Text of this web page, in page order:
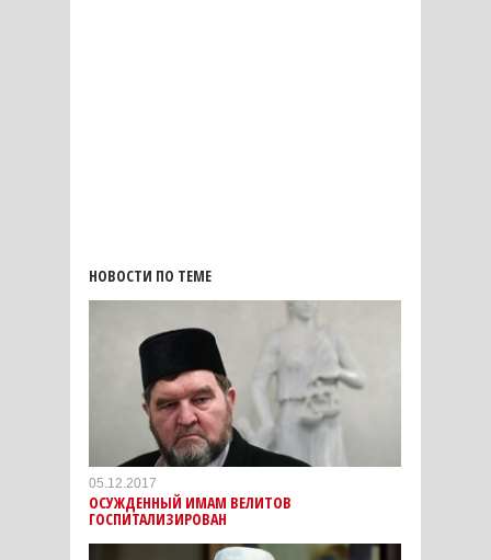
НОВОСТИ ПО ТЕМЕ
05.12.2017
ОСУЖДЕННЫЙ ИМАМ ВЕЛИТОВ
ГОСПИТАЛИЗИРОВАН